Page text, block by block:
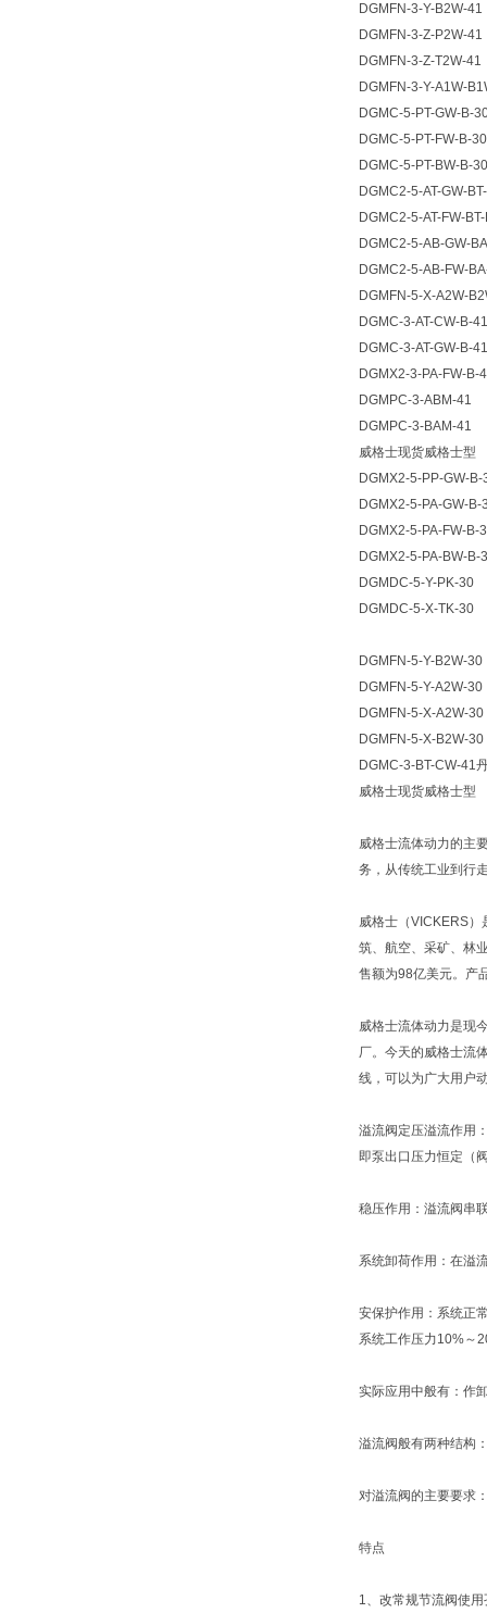
DGMFN-3-Y-B2W-41
DGMFN-3-Z-P2W-41
DGMFN-3-Z-T2W-41
DGMFN-3-Y-A1W-
DGMC-5-PT-GW-B-
DGMC-5-PT-FW-B-30
DGMC-5-PT-BW-B-30
DGMC2-5-AT-GW-
DGMC2-5-AT-FW-
DGMC2-5-AB-GW-
DGMC2-5-AB-FW-
DGMFN-5-X-A2W-
DGMC-3-AT-CW-B-41
DGMC-3-AT-GW-B-41
DGMX2-3-PA-FW-B-
DGMPC-3-ABM-41
DGMPC-3-BAM-41
威格士现货威格士型
DGMX2-5-PP-GW-B-
DGMX2-5-PA-GW-B-
DGMX2-5-PA-FW-B-
DGMX2-5-PA-BW-B-
DGMDC-5-Y-PK-30
DGMDC-5-X-TK-30
DGMFN-5-Y-B2W-30
DGMFN-5-Y-A2W-30
DGMFN-5-X-A2W-30
DGMFN-5-X-B2W-30
DGMC-3-BT-CW-41
威格士现货威格士型
威格士流体动力的主
务，从传统工业到行
威格士（VICKERS
筑、航空、采矿、林
售额为98亿美元。产
威格士流体动力是现
厂。今天的威格士流
线，可以为广大用户
溢流阀定压溢流作用
即泵出口压力恒定（
稳压作用：溢流阀串
系统卸荷作用：在溢
安保护作用：系统正
系统工作压力10%～
实际应用中般有：作
溢流阀般有两种结构
对溢流阀的主要要求
特点
1、改常规节流阀使